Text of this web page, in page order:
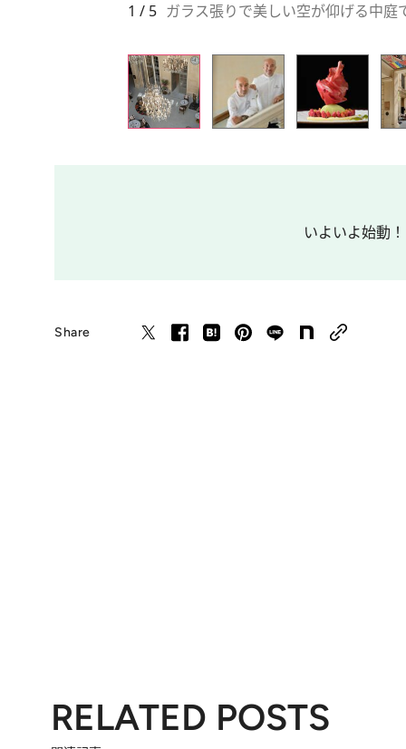
1 / 5 ガラス張りで美しい空が仰げる中
いよいよ始動
Share
RELATED POSTS